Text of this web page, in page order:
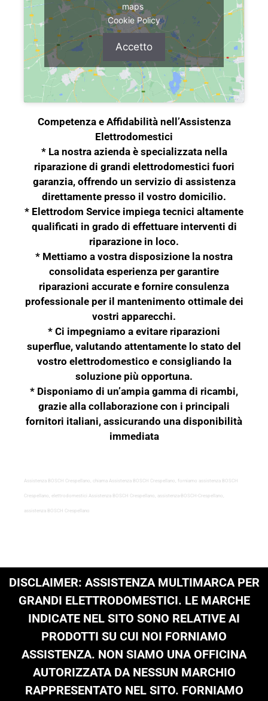
maps
Cookie Policy
Accetto
Competenza e Affidabilità nell’Assistenza
Elettrodomestici
* La nostra azienda è specializzata nella
riparazione di grandi elettrodomestici fuori
garanzia, offrendo un servizio di assistenza
direttamente presso il vostro domicilio.
* Elettrodom Service impiega tecnici altamente
qualificati in grado di effettuare interventi di
riparazione in loco.
* Mettiamo a vostra disposizione la nostra
consolidata esperienza per garantire
riparazioni accurate e fornire consulenza
professionale per il mantenimento ottimale dei
vostri apparecchi.
* Ci impegniamo a evitare riparazioni
superflue, valutando attentamente lo stato del
vostro elettrodomestico e consigliando la
soluzione più opportuna.
* Disponiamo di un’ampia gamma di ricambi,
grazie alla collaborazione con i principali
fornitori italiani, assicurando una disponibilità
immediata
Assistenza BOSCH Crespellano, chiama Assistenza BOSCH Crespellano, forniamo assistenza BOSCH
Crespellano, elettrodomestici Assistenza BOSCH Crespellano, assistenza-BOSCH-Crespellano,
assistenza BOSCH Crespellano
DISCLAIMER: ASSISTENZA MULTIMARCA PER
GRANDI ELETTRODOMESTICI. LE MARCHE
INDICATE NEL SITO SONO RELATIVE AI
PRODOTTI SU CUI NOI FORNIAMO
ASSISTENZA. NON SIAMO UNA OFFICINA
AUTORIZZATA DA NESSUN MARCHIO
RAPPRESENTATO NEL SITO. FORNIAMO